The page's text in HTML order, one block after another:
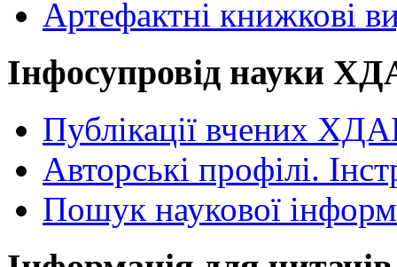
Артефактні книжкові
Інфосупровід науки
Публікації вчених
Авторські профілі.
Пошук наукової